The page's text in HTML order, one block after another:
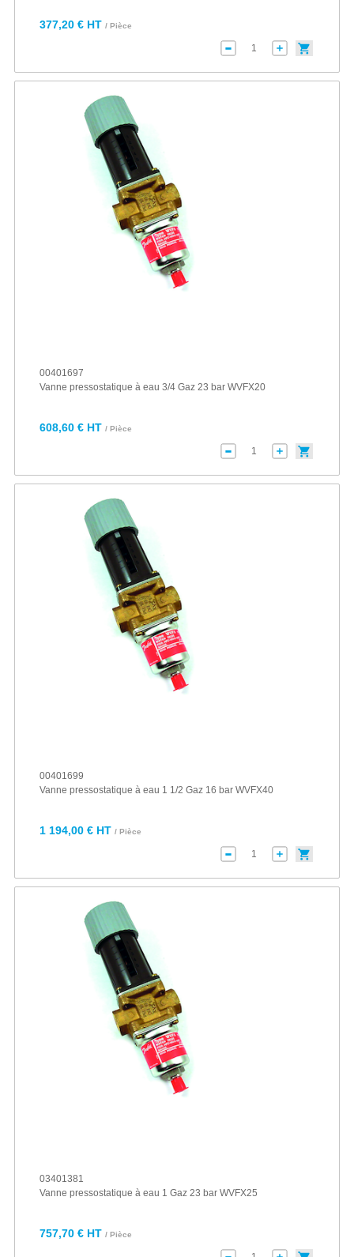
377,20 € HT / Pièce
00401697
Vanne pressostatique à eau 3/4 Gaz 23 bar WVFX20
608,60 € HT / Pièce
00401699
Vanne pressostatique à eau 1 1/2 Gaz 16 bar WVFX40
1 194,00 € HT / Pièce
03401381
Vanne pressostatique à eau 1 Gaz 23 bar WVFX25
757,70 € HT / Pièce